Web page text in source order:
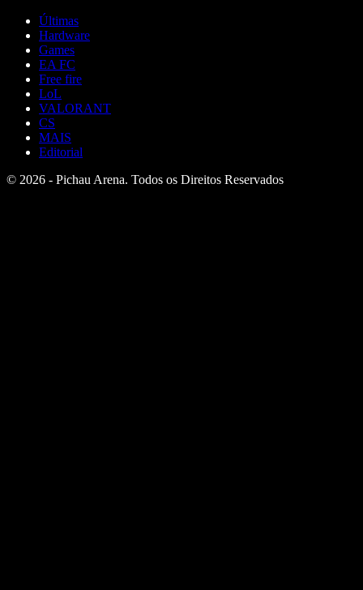
Últimas
Hardware
Games
EA FC
Free fire
LoL
VALORANT
CS
MAIS
Editorial
© 2026 - Pichau Arena. Todos os Direitos Reservados